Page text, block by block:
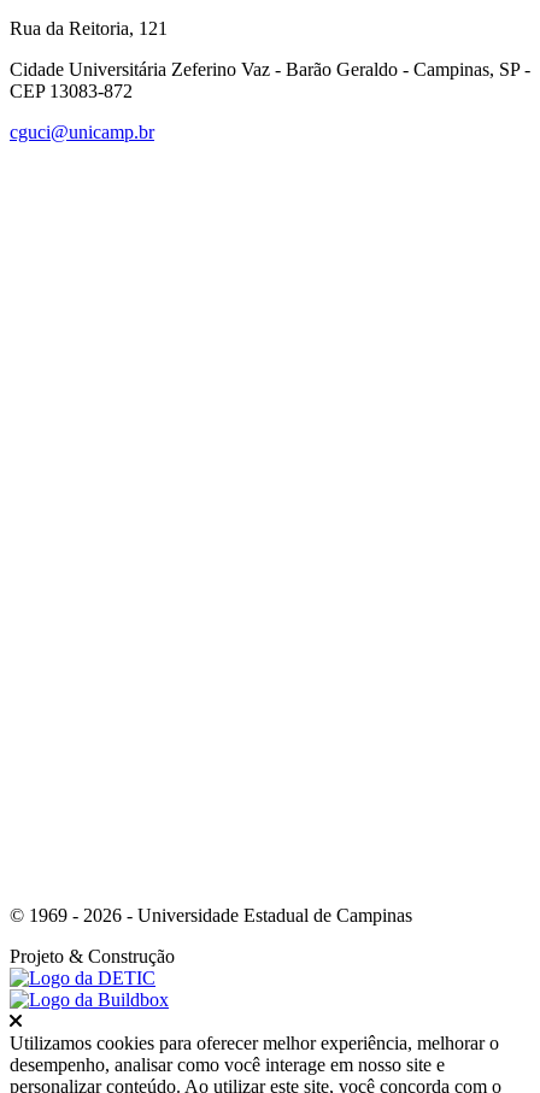
Rua da Reitoria, 121
Cidade Universitária Zeferino Vaz - Barão Geraldo - Campinas, SP -
CEP 13083-872
cguci@unicamp.br
© 1969 - 2026 - Universidade Estadual de Campinas
Projeto & Construção
Fechar
Utilizamos cookies para oferecer melhor experiência, melhorar o
desempenho, analisar como você interage em nosso site e
personalizar conteúdo. Ao utilizar este site, você concorda com o